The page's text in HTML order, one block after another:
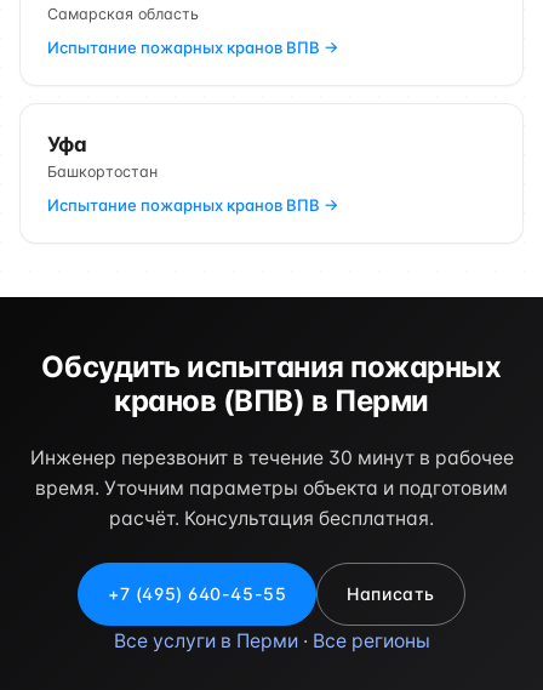
Самарская область
Испытание пожарных кранов ВПВ →
Уфа
Башкортостан
Испытание пожарных кранов ВПВ →
Обсудить испытания пожарных
кранов (ВПВ) в Перми
Инженер перезвонит в течение 30 минут в рабочее
время. Уточним параметры объекта и подготовим
расчёт. Консультация бесплатная.
+7 (495) 640-45-55 Написать
Все услуги в Перми· Все регионы